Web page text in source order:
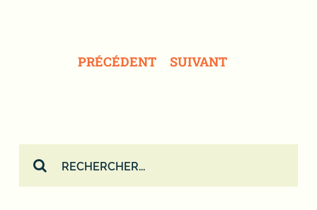
PRÉCÉDENT SUIVANT